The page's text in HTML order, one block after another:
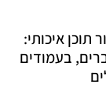
איכותי:
בעמודים